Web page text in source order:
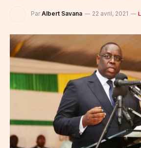
Par Albert Savana 22 avril, 2021